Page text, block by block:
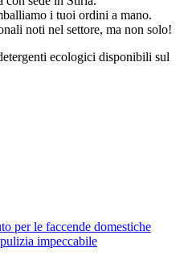
i tuoi ordini a mano.
noti nel settore, ma non solo!
ecologici disponibili sul
per le faccende domestiche
impeccabile